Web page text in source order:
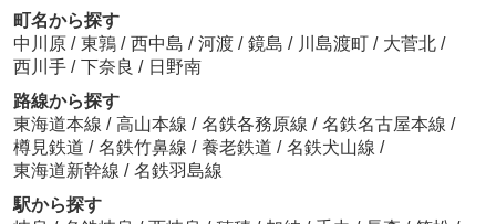
町名から探す
中川原 / 東鶉 / 西中島 / 河渡 / 鏡島 / 川島渡町 / 大菅北 /
西川手 / 下奈良 / 日野南
路線から探す
東海道本線 / 高山本線 / 名鉄各務原線 / 名鉄名古屋本線 /
樽見鉄道 / 名鉄竹鼻線 / 養老鉄道 / 名鉄犬山線 /
東海道新幹線 / 名鉄羽島線
駅から探す